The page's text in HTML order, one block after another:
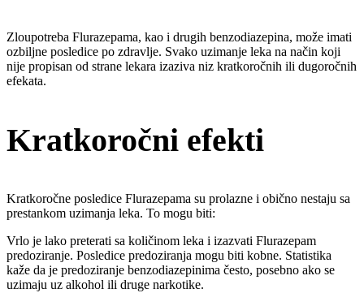
Zloupotreba Flurazepama, kao i drugih benzodiazepina, može imati
ozbiljne posledice po zdravlje. Svako uzimanje leka na način koji
nije propisan od strane lekara izaziva niz kratkoročnih ili dugoročnih
efekata.
Kratkoročni efekti
Kratkoročne posledice Flurazepama su prolazne i obično nestaju sa
prestankom uzimanja leka. To mogu biti:
Vrlo je lako preterati sa količinom leka i izazvati Flurazepam
predoziranje. Posledice predoziranja mogu biti kobne. Statistika
kaže da je predoziranje benzodiazepinima često, posebno ako se
uzimaju uz alkohol ili druge narkotike.